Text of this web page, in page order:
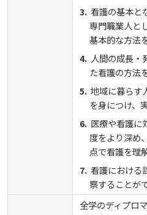
看護の基本と
専門職業人と
基本的な方法
人間の成長・
た看護の方法
地域に暮らす
を身につけ、
医療や看護に
度をより深め
点で看護を理
看護における
察することが
全学のディプロ